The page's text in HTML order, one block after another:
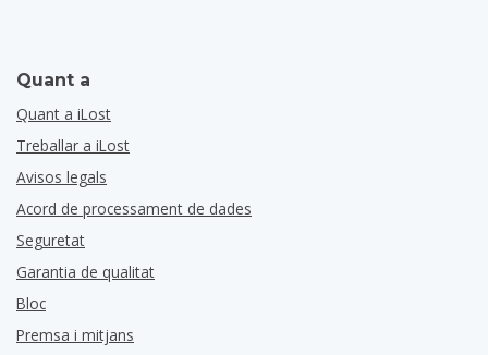
Quant a
Quant a iLost
Treballar a iLost
Avisos legals
Acord de processament de dades
Seguretat
Garantia de qualitat
Bloc
Premsa i mitjans